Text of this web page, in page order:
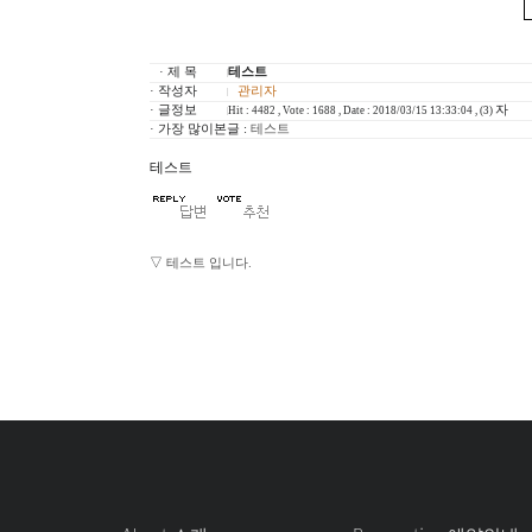
· 제 목
테스트
· 작성자
관리자
· 글정보
Hit : 4482 , Vote : 1688 , Date : 2018/03/15 13:33:04 , (3) 자
· 가장 많이본글 : 테스트
테스트
▽ 테스트 입니다.